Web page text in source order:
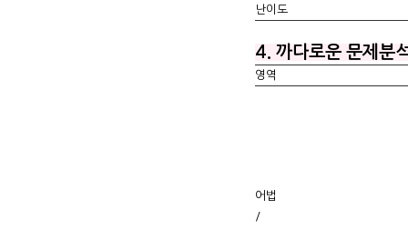
난이도
4. 까다로운 문제분
영역
어법
/